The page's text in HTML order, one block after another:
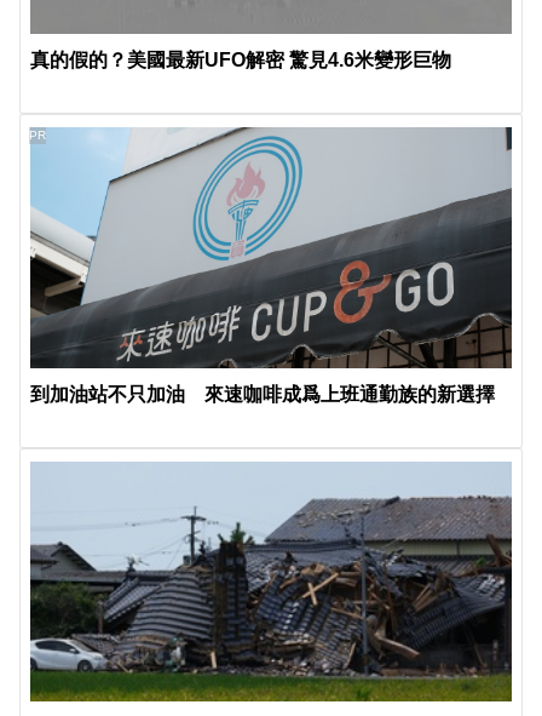
真的假的？美國最新UFO解密 驚見4.6米變形巨物
到加油站不只加油 來速咖啡成爲上班通勤族的新選擇
PR